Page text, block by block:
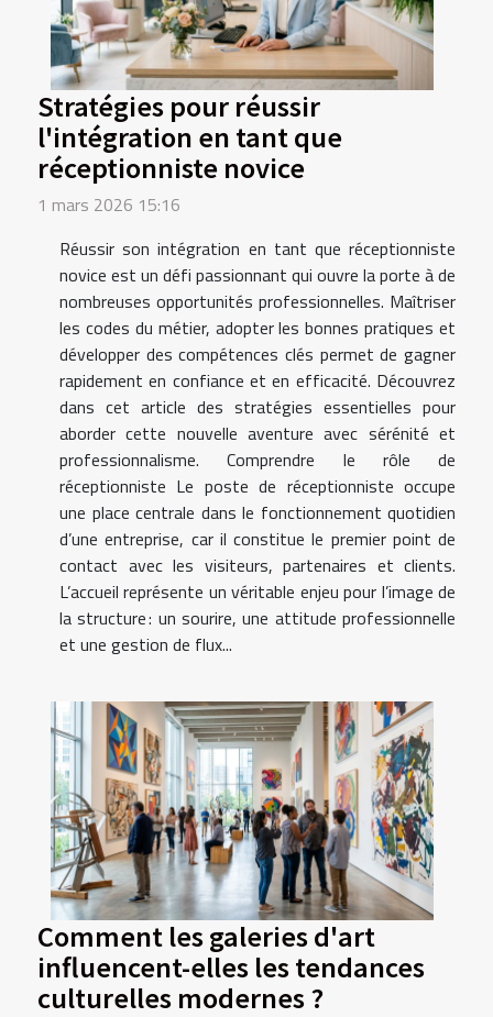
Stratégies pour réussir
l'intégration en tant que
réceptionniste novice
1 mars 2026 15:16
Réussir son intégration en tant que réceptionniste
novice est un défi passionnant qui ouvre la porte à de
nombreuses opportunités professionnelles. Maîtriser
les codes du métier, adopter les bonnes pratiques et
développer des compétences clés permet de gagner
rapidement en confiance et en efficacité. Découvrez
dans cet article des stratégies essentielles pour
aborder cette nouvelle aventure avec sérénité et
professionnalisme. Comprendre le rôle de
réceptionniste Le poste de réceptionniste occupe
une place centrale dans le fonctionnement quotidien
d’une entreprise, car il constitue le premier point de
contact avec les visiteurs, partenaires et clients.
L’accueil représente un véritable enjeu pour l’image de
la structure : un sourire, une attitude professionnelle
et une gestion de flux...
Comment les galeries d'art
influencent-elles les tendances
culturelles modernes ?